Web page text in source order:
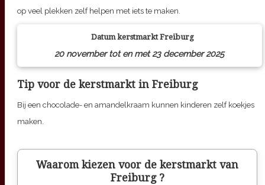
op veel plekken zelf helpen met iets te maken.
Datum kerstmarktFreiburg
20 november tot en met 23 december 2025
Tip voor de kerstmarkt in Freiburg
Bij een chocolade- en amandelkraam kunnen kinderen zelf koekjes
maken.
Waarom kiezen voor de kerstmarkt van
Freiburg?